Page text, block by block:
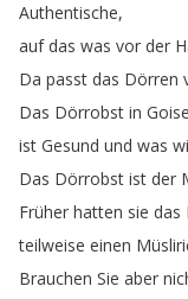
Authentische,
auf das was vor der
Da passt das Dörren
Das Dörrobst in
ist Gesund und was
Das Dörrobst ist der
Früher hatten sie das
teilweise einen
Brauchen Sie aber